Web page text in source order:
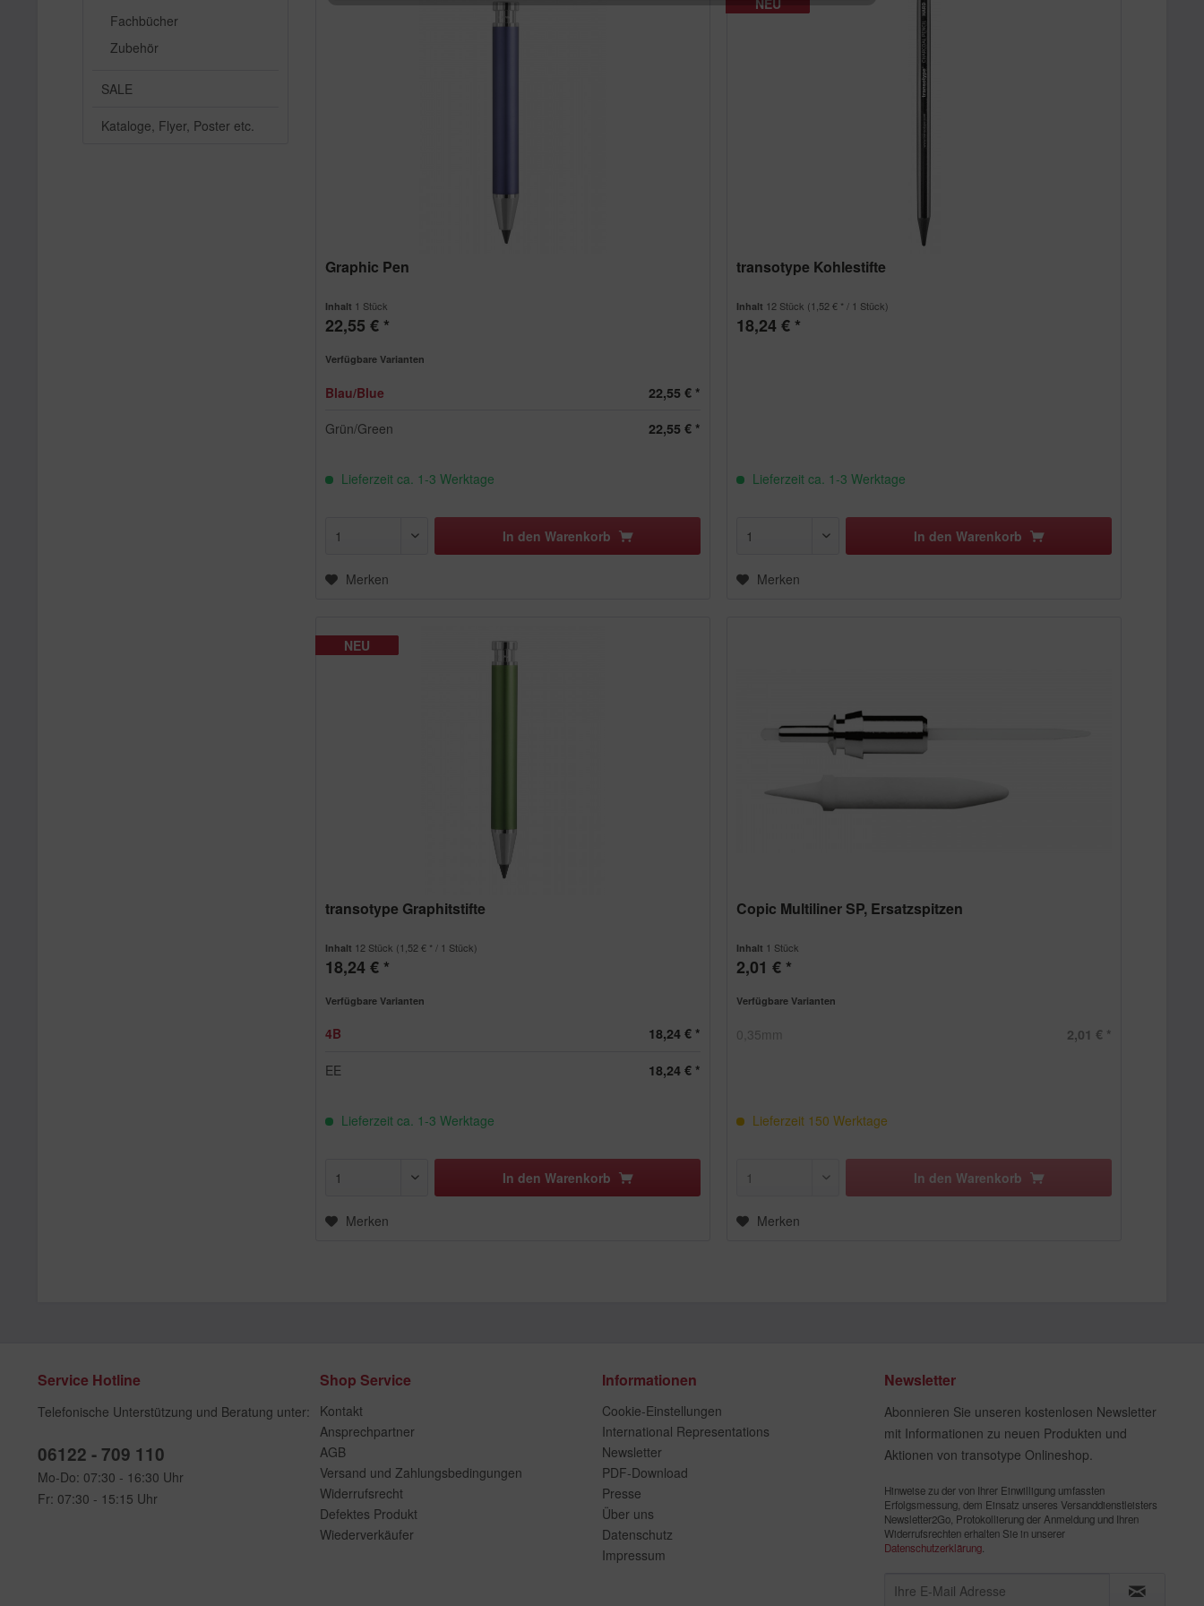
Fachbücher
Zubehör
SALE
Kataloge, Flyer, Poster etc.
Graphic Pen
Inhalt 1 Stück
22,55 € *
Verfügbare Varianten
Blau/Blue 22,55 € *
Grün/Green 22,55 € *
Lieferzeit ca. 1-3 Werktage
In den Warenkorb
Merken
NEU
NEU
NEU
NEU
transotype Kohlestifte
Inhalt 12 Stück (1,52 € * / 1 Stück)
18,24 € *
Lieferzeit ca. 1-3 Werktage
In den Warenkorb
Merken
NEU
NEU
NEU
NEU
transotype Graphitstifte
Inhalt 12 Stück (1,52 € * / 1 Stück)
18,24 € *
Verfügbare Varianten
4B 18,24 € *
EE 18,24 € *
Lieferzeit ca. 1-3 Werktage
In den Warenkorb
Merken
Copic Multiliner SP, Ersatzspitzen
Inhalt 1 Stück
2,01 € *
Verfügbare Varianten
0,35mm 2,01 € *
Lieferzeit 150 Werktage
In den Warenkorb
Merken
Service Hotline
Telefonische Unterstützung und Beratung unter:
06122 - 709 110
Mo-Do: 07:30 - 16:30 Uhr
Fr: 07:30 - 15:15 Uhr
Shop Service
Kontakt
Ansprechpartner
AGB
Versand und Zahlungsbedingungen
Widerrufsrecht
Defektes Produkt
Wiederverkäufer
Informationen
Cookie-Einstellungen
International Representations
Newsletter
PDF-Download
Presse
Über uns
Datenschutz
Impressum
Newsletter
Abonnieren Sie unseren kostenlosen Newsletter
mit Informationen zu neuen Produkten und
Aktionen von transotype Onlineshop.
Hinweise zu der von Ihrer Einwilligung umfassten
Erfolgsmessung, dem Einsatz unseres Versanddienstleisters
Newsletter2Go, Protokollierung der Anmeldung und Ihren
Widerrufsrechten erhalten Sie in unserer
Datenschutzerklärung